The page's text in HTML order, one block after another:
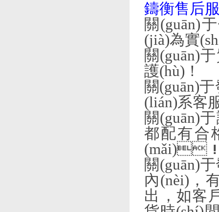
鑄衡售后
關(guān)
(jià)為實
關(guān)
護(hù)！
關(guān)
(lián)系客服
關(guān)
都配有合
(mǎi)
關(guān)
內(nèi)
出，